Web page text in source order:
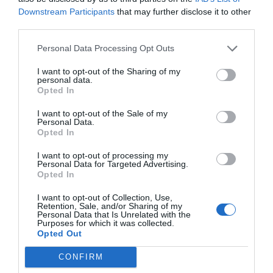
Downstream Participants that may further disclose it to other
Personal Data Processing Opt Outs
I want to opt-out of the Sharing of my
personal data.
Opted In
I want to opt-out of the Sale of my
Personal Data.
Opted In
I want to opt-out of processing my
Personal Data for Targeted Advertising.
Opted In
I want to opt-out of Collection, Use,
Retention, Sale, and/or Sharing of my
Personal Data that Is Unrelated with the
Purposes for which it was collected.
Opted Out
CONFIRM
Roger Gastó aterriza en MotoGP
En deportes electrónicos, la creación de un torneo
basado en su simulador paralelo al Mundial se ha
eSport Championship logró 64 millones de
visionados de sus contenidos en Internet, 247
millones de impresiones y más de ocho millones de
13 y 24 años.
En total, Dorna Sports ronda los 390 millones de
algunos de sus principales contratos de televisión y
patrocinio, que en 2019 representaron el 45% y el
, respectivamente. Los ingresos en 2020 irán a la
baja, pues los cobros por el canon de organización
dirección ha optado por no cobrar este
imposibilidad de que los circuitos puedan recuperar la